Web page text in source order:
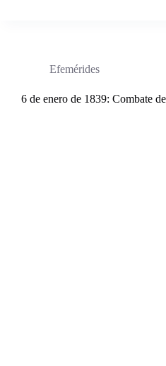
Efemérides
6 de enero de 1839: Combate